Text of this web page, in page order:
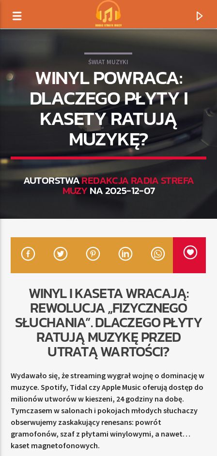
TERAZ GRAMY
TERAZ
RADIO STREFA MUZY
Radio Strefa Muzy
ŚWIAT MUZYKI
WINYL POWRACA:
DLACZEGO PŁYTY I
KASETY RATUJĄ
MUZYKĘ?
AUTORSTWAREDAKCJA RADIA STREFA
MUZYNA 2025-12-07
WINYL I KASETA WRACAJĄ:
REWOLUCJA „FIZYCZNEGO
SŁUCHANIA”. DLACZEGO PŁYTY
RATUJĄ MUZYKĘ PRZED
UTRATĄ WARTOŚCI?
Wydawało się, że streaming wygrał wojnę o dominację w
muzyce. Spotify, Tidal czy Apple Music oferują dostęp do
milionów utworów w kieszeni, 24 godziny na dobę.
Tymczasem w salonach i pokojach młodych słuchaczy
obserwujemy zaskakujący renesans: powrót
gramofonów, szaf z płytami winylowymi, a nawet…
kaset magnetofonowych.